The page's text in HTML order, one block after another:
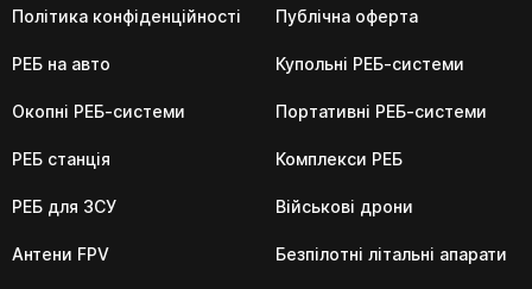
Політика конфіденційності Публічна оферта
РЕБ на авто Купольні РЕБ-системи
Окопні РЕБ-системи Портативні РЕБ-системи
РЕБ станція Комплекси РЕБ
РЕБ для ЗСУ Військові дрони
Антени FPV Безпілотні літальні апарати